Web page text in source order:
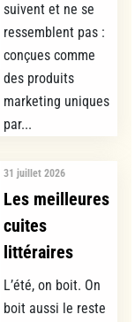
suivent et ne se
ressemblent pas :
conçues comme
des produits
marketing uniques
par...
31 juillet 2026
Les meilleures
cuites
littéraires
L’été, on boit. On
boit aussi le reste